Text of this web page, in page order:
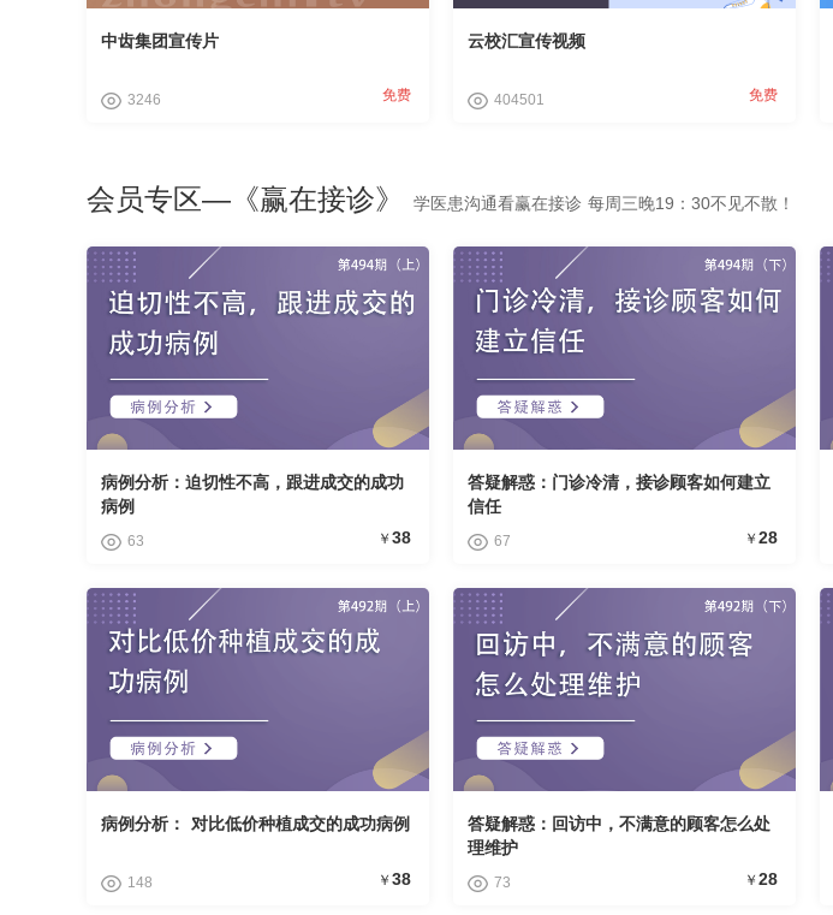
中齿集团宣传片
3246 免费
云校汇宣传视频
404501 免费
会员专区—《赢在接诊》 学医患沟通看赢在接诊 每周三晚19：30不见不散！
病例分析：迫切性不高，跟进成交的成功
病例
63 ￥ 38
答疑解惑：门诊冷清，接诊顾客如何建立
信任
67 ￥ 28
病例分析： 对比低价种植成交的成功病例
148 ￥ 38
答疑解惑：回访中，不满意的顾客怎么处
理维护
73 ￥ 28